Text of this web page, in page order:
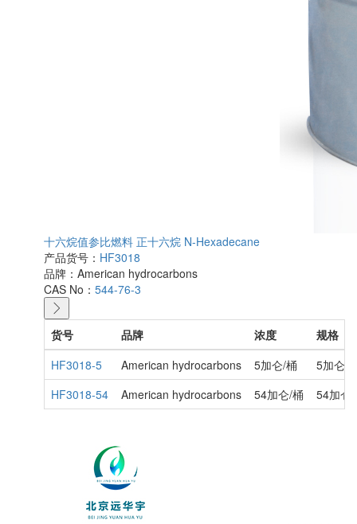
十六烷值参比燃料 正十六烷 N-Hexadecane
产品货号： HF3018
品牌： American hydrocarbons
CAS No： 544-76-3
货号 品牌 浓度
规格
HF3018-5
American hydrocarbons 5加仑/桶
5加仑
HF3018-54
American hydrocarbons 54加仑/桶 54加仑